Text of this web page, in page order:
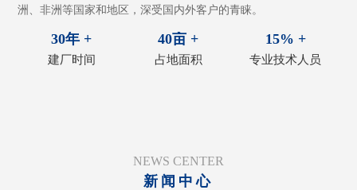
洲、非洲等国家和地区，深受国内外客户的青睐。
30年 +
建厂时间
40亩 +
占地面积
15% +
专业技术人员
NEWS CENTER
新闻中心